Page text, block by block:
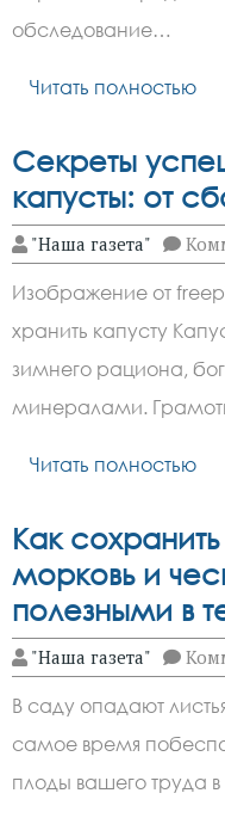
обследование…
Читать полностью
Секреты
капусты: от
"Наша газета"
Изображение от
хранить капусту
зимнего рациона,
минералами.
Читать полностью
Как
морковь и
полезными в
"Наша газета"
В саду опадают
самое время
плоды вашего труда